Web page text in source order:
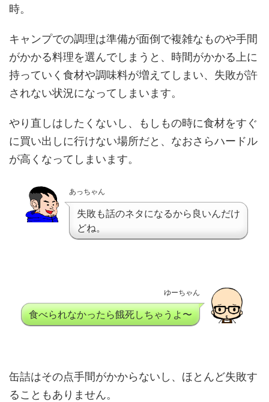
時。
キャンプでの調理は準備が面倒で複雑なものや手間
がかかる料理を選んでしまうと、時間がかかる上に
持っていく食材や調味料が増えてしまい、失敗が許
されない状況になってしまいます。
やり直しはしたくないし、もしもの時に食材をすぐ
に買い出しに行けない場所だと、なおさらハードル
が高くなってしまいます。
あっちゃん
失敗も話のネタになるから良いんだけ
どね。
ゆーちゃん
食べられなかったら餓死しちゃうよ〜
缶詰はその点手間がかからないし、ほとんど失敗す
ることもありません。